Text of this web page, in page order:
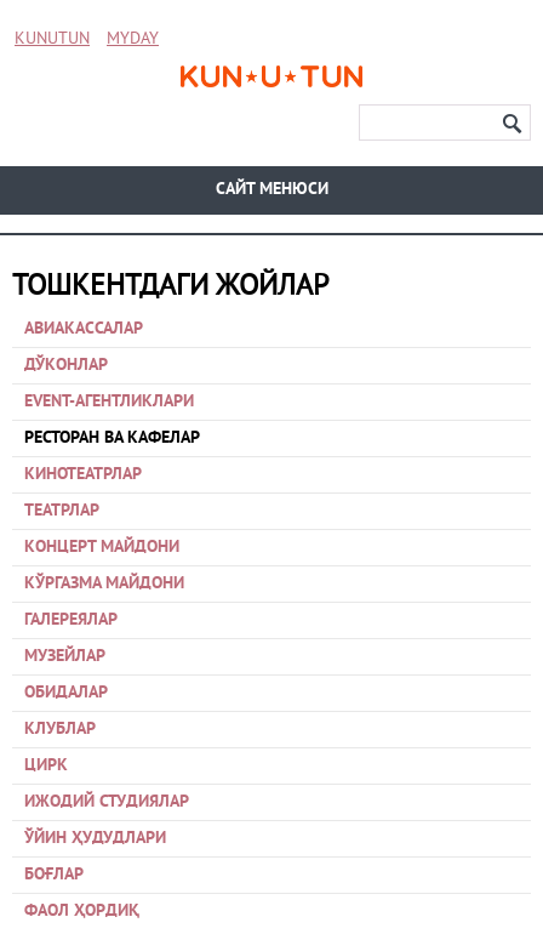
KUNUTUN MYDAY
CАЙТ МЕНЮСИ
ТОШКЕНТДАГИ ЖОЙЛАР
АВИАКАССАЛАР
ДЎКОНЛАР
EVENT-АГЕНТЛИКЛАРИ
РЕСТОРАН ВА КАФЕЛАР
КИНОТЕАТРЛАР
ТЕАТРЛАР
КОНЦЕРТ МАЙДОНИ
КЎРГАЗМА МАЙДОНИ
ГАЛЕРЕЯЛАР
МУЗЕЙЛАР
ОБИДАЛАР
КЛУБЛАР
ЦИРК
ИЖОДИЙ СТУДИЯЛАР
ЎЙИН ҲУДУДЛАРИ
БОҒЛАР
ФАОЛ ҲОРДИҚ